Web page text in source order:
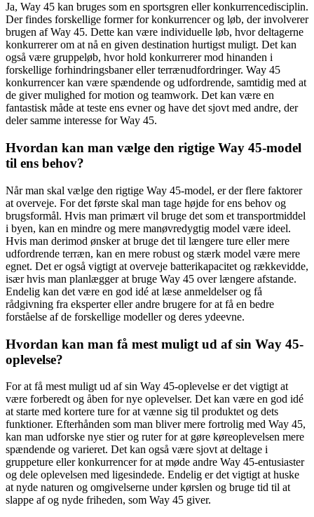
Ja, Way 45 kan bruges som en sportsgren eller konkurrencedisciplin.
Der findes forskellige former for konkurrencer og løb, der involverer
brugen af Way 45. Dette kan være individuelle løb, hvor deltagerne
konkurrerer om at nå en given destination hurtigst muligt. Det kan
også være gruppeløb, hvor hold konkurrerer mod hinanden i
forskellige forhindringsbaner eller terrænudfordringer. Way 45
konkurrencer kan være spændende og udfordrende, samtidig med at
de giver mulighed for motion og teamwork. Det kan være en
fantastisk måde at teste ens evner og have det sjovt med andre, der
deler samme interesse for Way 45.
Hvordan kan man vælge den rigtige Way 45-model
til ens behov?
Når man skal vælge den rigtige Way 45-model, er der flere faktorer
at overveje. For det første skal man tage højde for ens behov og
brugsformål. Hvis man primært vil bruge det som et transportmiddel
i byen, kan en mindre og mere manøvredygtig model være ideel.
Hvis man derimod ønsker at bruge det til længere ture eller mere
udfordrende terræn, kan en mere robust og stærk model være mere
egnet. Det er også vigtigt at overveje batterikapacitet og rækkevidde,
især hvis man planlægger at bruge Way 45 over længere afstande.
Endelig kan det være en god idé at læse anmeldelser og få
rådgivning fra eksperter eller andre brugere for at få en bedre
forståelse af de forskellige modeller og deres ydeevne.
Hvordan kan man få mest muligt ud af sin Way 45-
oplevelse?
For at få mest muligt ud af sin Way 45-oplevelse er det vigtigt at
være forberedt og åben for nye oplevelser. Det kan være en god idé
at starte med kortere ture for at vænne sig til produktet og dets
funktioner. Efterhånden som man bliver mere fortrolig med Way 45,
kan man udforske nye stier og ruter for at gøre køreoplevelsen mere
spændende og varieret. Det kan også være sjovt at deltage i
gruppeture eller konkurrencer for at møde andre Way 45-entusiaster
og dele oplevelsen med ligesindede. Endelig er det vigtigt at huske
at nyde naturen og omgivelserne under kørslen og bruge tid til at
slappe af og nyde friheden, som Way 45 giver.